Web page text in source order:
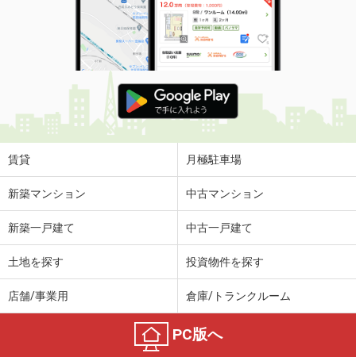
賃貸 月極駐車場
新築マンション 中古マンション
新築一戸建て 中古一戸建て
土地を探す 投資物件を探す
店舗/事業用 倉庫/トランクルーム
PC版へ